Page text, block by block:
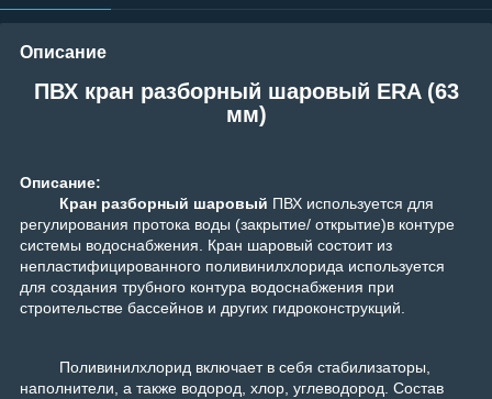
Описание
ПВХ кран разборный шаровый ERA (63
мм)
Описание:
Кран разборный шаровый ПВХ используется для
регулирования протока воды (закрытие/ открытие)в контуре
системы водоснабжения. Кран шаровый состоит из
непластифицированного поливинилхлорида используется
для создания трубного контура водоснабжения при
строительстве бассейнов и других гидроконструкций.
Поливинилхлорид включает в себя стабилизаторы,
наполнители, а также водород, хлор, углеводород. Состав